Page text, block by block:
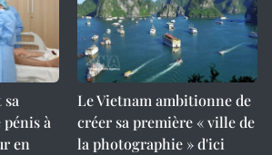
à
en
Le Vietnam ambitionne de
créer sa première « ville de
la photographie » d'ici